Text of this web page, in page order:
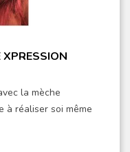
XPRESSION
la mèche
à réaliser soi même